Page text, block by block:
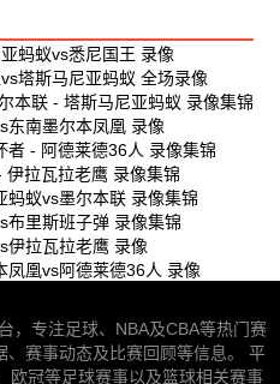
蚂蚁vs悉尼国王 录像
塔斯马尼亚蚂蚁 全场录像
本联 - 塔斯马尼亚蚂蚁 录像集锦
东南墨尔本凤凰 录像
者 - 阿德莱德36人 录像集锦
拉瓦拉老鹰 录像集锦
蚁vs墨尔本联 录像集锦
布里斯班子弹 录像集锦
伊拉瓦拉老鹰 录像
凤凰vs阿德莱德36人 录像
，专注足球、NBA及CBA等热门赛
赛事动态及比赛回顾等信息。 平
欧冠等足球赛事以及篮球相关赛事